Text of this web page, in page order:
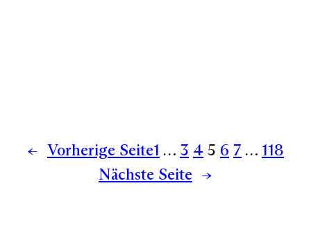
← Vorherige Seite1 … 3 4 5 6 7 … 118
Nächste Seite →